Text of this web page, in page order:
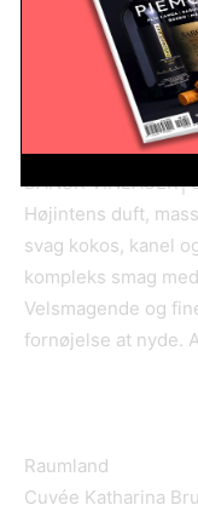
længde. Alk.:
Schützenhaus
Rheingau
DANSK
Højintens duft,
svag kokos, kanel
kompleks smag
Velsmagende og
fornøjelse at nyde.
Raumland
Cuvée Katharina